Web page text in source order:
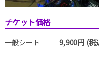
チケット価格
一般シート 9,900円 (税